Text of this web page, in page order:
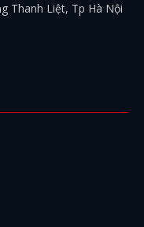
Thanh Liệt, Tp Hà Nội